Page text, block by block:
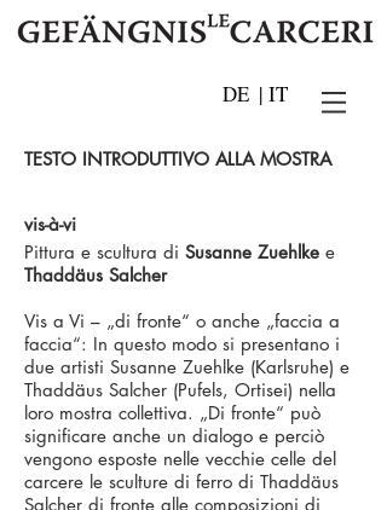
IT
|
DE
TESTO INTRODUTTIVO ALLA MOSTRA
vis-à-vi
Pittura e scultura di Susanne Zuehlke e
Thaddäus Salcher
Vis a Vi – „di fronte“ o anche „faccia a
faccia“: In questo modo si presentano i
due artisti Susanne Zuehlke (Karlsruhe) e
Thaddäus Salcher (Pufels, Ortisei) nella
loro mostra collettiva. „Di fronte“ può
significare anche un dialogo e perciò
vengono esposte nelle vecchie celle del
carcere le sculture di ferro di Thaddäus
Salcher di fronte alle composizioni di